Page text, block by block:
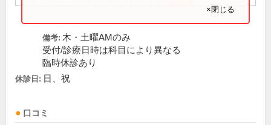
×閉じる
備考: 木・土曜AMのみ
受付/診療日時は科目により異なる
臨時休診あり
休診日: 日、祝
口コミ